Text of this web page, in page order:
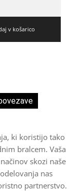
v košarico
ki koristijo tako
bralcem. Vaša
skozi naše
nas
partnerstvo.